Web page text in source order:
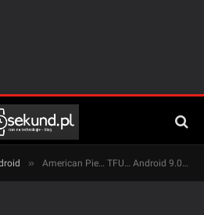
» American Pie… TFU… Android 9.0 Pie – oficjalnie debiutuje